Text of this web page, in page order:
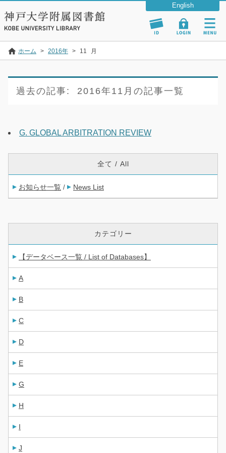
ホーム > 2016年 > 11 月
過去の記事: 2016年11月の記事一覧
G. GLOBAL ARBITRATION REVIEW
全て / All
お知らせ一覧 / News List
カテゴリー
【データベース一覧 / List of Databases】
A
B
C
D
E
G
H
I
J